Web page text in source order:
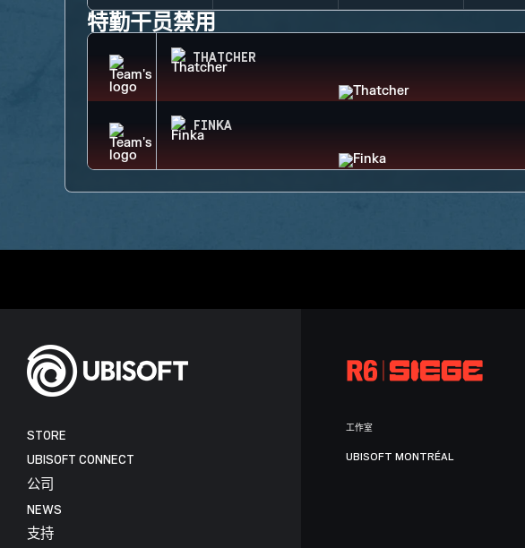
特勤干员禁用
THATCHER
FINKA
STORE
UBISOFT CONNECT
公司
NEWS
支持
工作室
UBISOFT MONTRÉAL